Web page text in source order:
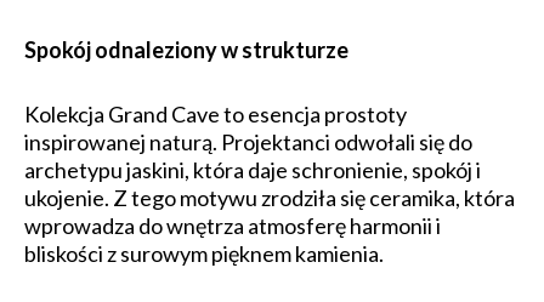
Spokój odnaleziony w strukturze
Kolekcja Grand Cave to esencja prostoty
inspirowanej naturą. Projektanci odwołali się do
archetypu jaskini, która daje schronienie, spokój i
ukojenie. Z tego motywu zrodziła się ceramika, która
wprowadza do wnętrza atmosferę harmonii i
bliskości z surowym pięknem kamienia.